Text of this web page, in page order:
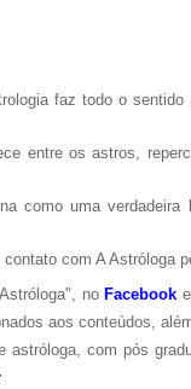
faz todo o
entre os astros,
como uma
com A Astróloga
no Facebook
aos conteúdos,
com pós